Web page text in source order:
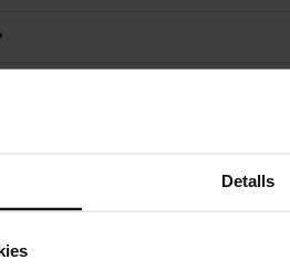
Detalls
que, des de l’inici de
metro. Els cotxes de les sèries
del Clot.
els trens quan es van retirar. La
de Patrimoni Cultural de la
ha fet una neteja interior i exterior
que puguin ser visitats. També s’ha
i s’han vinilat els trens amb els